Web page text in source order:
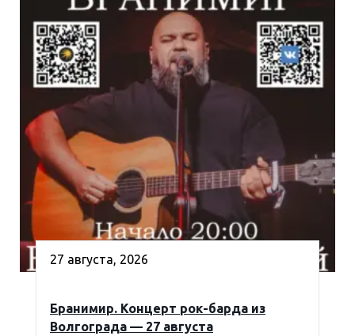
27 августа, 2026
Бранимир. Концерт рок-барда из
Волгограда — 27 августа